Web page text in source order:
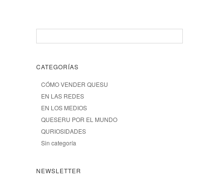
CATEGORÍAS
CÓMO VENDER QUESU
EN LAS REDES
EN LOS MEDIOS
QUESERU POR EL MUNDO
QURIOSIDADES
Sin categoría
NEWSLETTER